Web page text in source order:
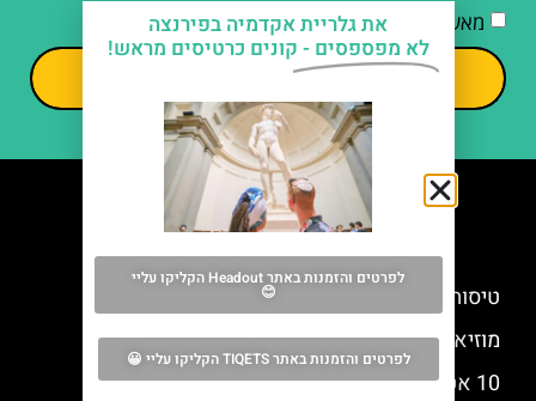
מאשר/ת קבלת דיוור וחומרים פרסומיים
שליחה
טיסות לפירנצה מישראל
מוזיאון מנזר סן מרקו (Museo di San Marco)
10 אטרקציות שאסור לפספס בפירנצה
את גלריית אקדמיה בפירנצה
לא מפספסים - קונים כרטיסים מראש!
לפרטים והזמנות באתר Headout הקליקו עליי
😊
לפרטים והזמנות באתר TIQETS הקליקו עליי 😀